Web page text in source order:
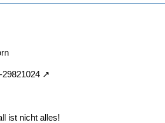
ist nicht alles!